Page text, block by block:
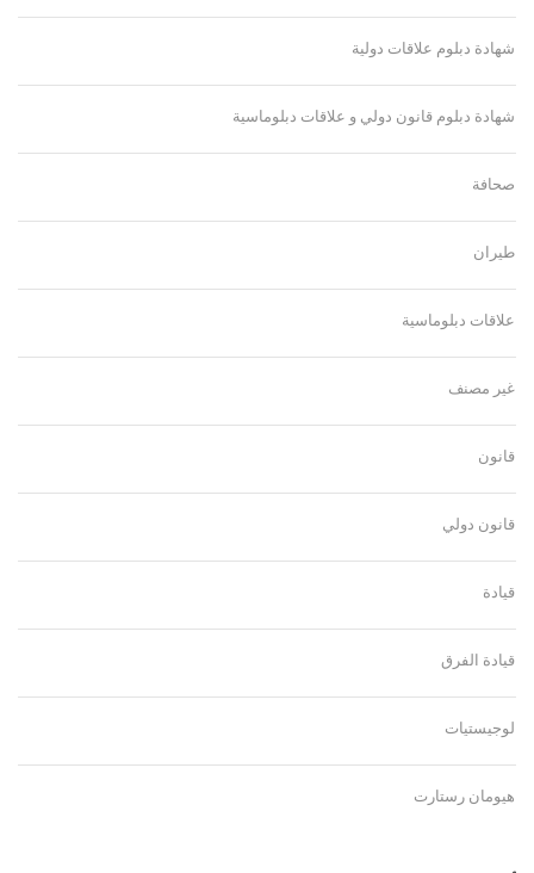
شهادة دبلوم علاقات دولية
شهادة دبلوم قانون دولي و علاقات دبلوماسية
صحافة
طيران
علاقات دبلوماسية
غير مصنف
قانون
قانون دولي
قيادة
قيادة الفرق
لوجيستيات
هيومان رستارت